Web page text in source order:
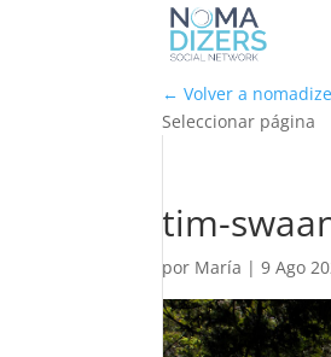
← Volver a
Seleccionar página
tim-
por María |9 Ago